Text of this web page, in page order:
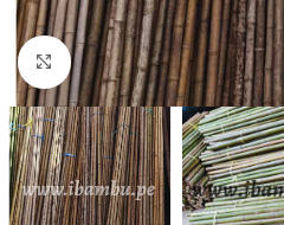
Click to enlarge